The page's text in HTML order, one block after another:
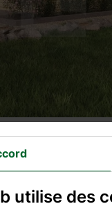
utilise des